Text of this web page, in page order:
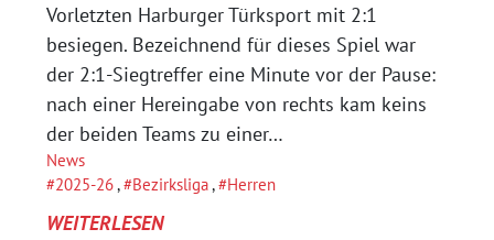
Vorletzten Harburger Türksport mit 2:1
besiegen. Bezeichnend für dieses Spiel war
der 2:1-Siegtreffer eine Minute vor der Pause:
nach einer Hereingabe von rechts kam keins
der beiden Teams zu einer…
News
2025-26, Bezirksliga, Herren
WEITERLESEN: